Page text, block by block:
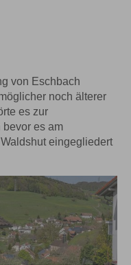
von Eschbach
noch älterer
es zur
es am
eingegliedert